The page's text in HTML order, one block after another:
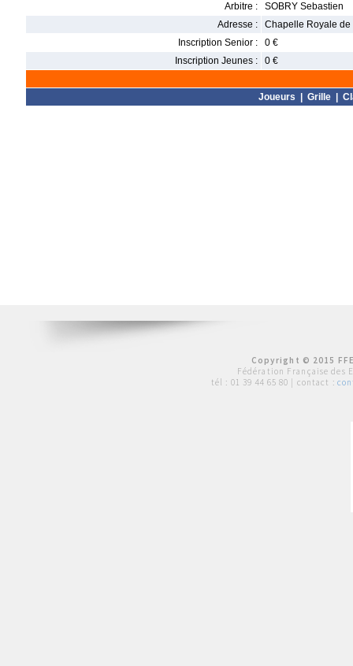
Arbitre :
SOBRY Sebastien
Adresse :
Chapelle Royale
Inscription Senior :
0 €
Inscription Jeunes :
0 €
Joueurs Grille|
Copyright © 2015
Fédération Française des
tél : 01 39 44 65 80 | contact :